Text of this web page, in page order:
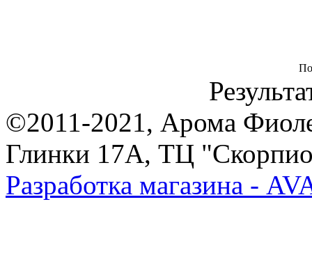
©2011-2021, Арома
Глинки 17А, ТЦ
Разработка магазина -